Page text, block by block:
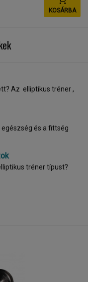
KOSÁRBA
,
és a fittség
tréner típust?